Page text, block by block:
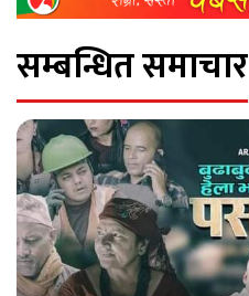
सम्बन्धित समाचार